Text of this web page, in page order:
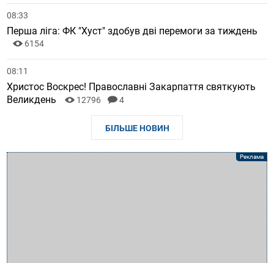
08:33
Перша ліга: ФК "Хуст" здобув дві перемоги за тиждень
6154
08:11
Христос Воскрес! Православні Закарпаття святкують
Великдень
12796 4
БІЛЬШЕ НОВИН